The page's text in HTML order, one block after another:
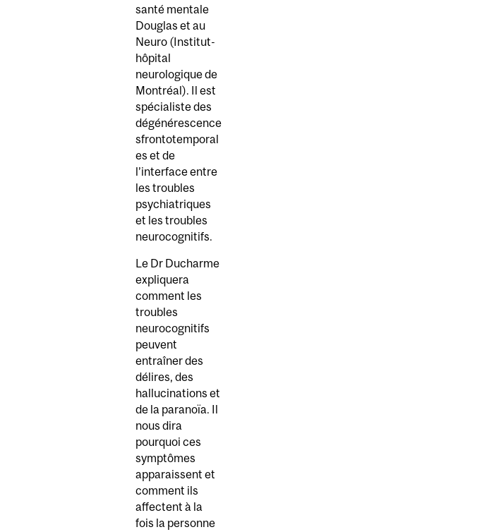
santé mentale
Douglas et au
Neuro (Institut-
hôpital
neurologique de
Montréal). Il est
spécialiste des
dégénérescence
sfrontotemporal
es et de
l’interface entre
les troubles
psychiatriques
et les troubles
neurocognitifs.
Le Dr Ducharme
expliquera
comment les
troubles
neurocognitifs
peuvent
entraîner des
délires, des
hallucinations et
de la paranoïa. Il
nous dira
pourquoi ces
symptômes
apparaissent et
comment ils
affectent à la
fois la personne